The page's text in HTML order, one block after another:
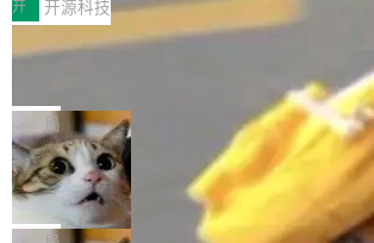
由中关村智联软件服务业质量创新联盟主办，以
“智构可信·质创未来——AI原生时代的质量新范
式”为主题，直面AI从实验室走向规模化产业落
的核心质量命题。会上，《2026智能研发生产
工具选型手册》发布，Testin云测的Testin
nt智能测试系统入选AI测试领域代表产品。对CI
O而言，这提示了一个转变：AI测试正在从效率
工具升级为企业的质量基础设施。 CIO面对的
开 开源科技
让非法状态不可表示：一篇关于 ADT
有一种东西，一旦用过就回不去了。Alex
eev 管它叫"软件设计的基石"。 他说的东西不
鲜——代数数据类型（ADT），尤其是和类型
（sum type）。但他说清楚了一件事：这不是类
型系统的学术体操，是日常编码的思维方式。
章从一个简单的例子切入。一个网站的深色主题
局
Cloudflare 开源内部企业 AI 平台 Clou
dflare OS
Cloudflare 发布了一个开源项目 Cloudflare O
S。如果你只看官方博客，你会觉得这是又一